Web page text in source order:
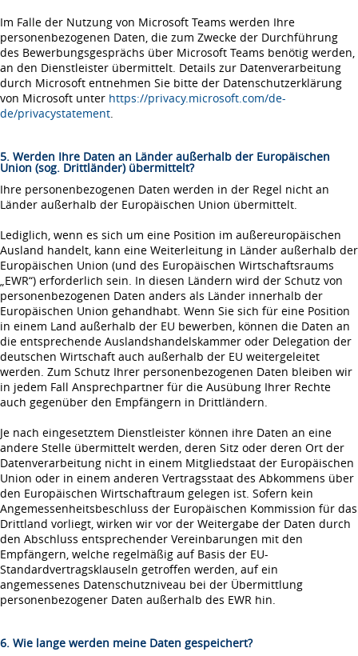
Im Falle der Nutzung von Microsoft Teams werden Ihre
personenbezogenen Daten, die zum Zwecke der Durchführung
des Bewerbungsgesprächs über Microsoft Teams benötig werden,
an den Dienstleister übermittelt. Details zur Datenverarbeitung
durch Microsoft entnehmen Sie bitte der Datenschutzerklärung
von Microsoft unter https://privacy.microsoft.com/de-
de/privacystatement.
5. Werden Ihre Daten an Länder außerhalb der Europäischen
Union (sog. Drittländer) übermittelt?
Ihre personenbezogenen Daten werden in der Regel nicht an
Länder außerhalb der Europäischen Union übermittelt.
Lediglich, wenn es sich um eine Position im außereuropäischen
Ausland handelt, kann eine Weiterleitung in Länder außerhalb der
Europäischen Union (und des Europäischen Wirtschaftsraums
„EWR“) erforderlich sein. In diesen Ländern wird der Schutz von
personenbezogenen Daten anders als Länder innerhalb der
Europäischen Union gehandhabt. Wenn Sie sich für eine Position
in einem Land außerhalb der EU bewerben, können die Daten an
die entsprechende Auslandshandelskammer oder Delegation der
deutschen Wirtschaft auch außerhalb der EU weitergeleitet
werden. Zum Schutz Ihrer personenbezogenen Daten bleiben wir
in jedem Fall Ansprechpartner für die Ausübung Ihrer Rechte
auch gegenüber den Empfängern in Drittländern.
Je nach eingesetztem Dienstleister können ihre Daten an eine
andere Stelle übermittelt werden, deren Sitz oder deren Ort der
Datenverarbeitung nicht in einem Mitgliedstaat der Europäischen
Union oder in einem anderen Vertragsstaat des Abkommens über
den Europäischen Wirtschaftraum gelegen ist. Sofern kein
Angemessenheitsbeschluss der Europäischen Kommission für das
Drittland vorliegt, wirken wir vor der Weitergabe der Daten durch
den Abschluss entsprechender Vereinbarungen mit den
Empfängern, welche regelmäßig auf Basis der EU-
Standardvertragsklauseln getroffen werden, auf ein
angemessenes Datenschutzniveau bei der Übermittlung
personenbezogener Daten außerhalb des EWR hin.
6. Wie lange werden meine Daten gespeichert?